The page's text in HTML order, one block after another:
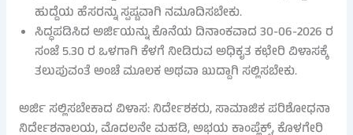
ಹುದ್ದೆಯ ಹೆಸರನ್ನು ಸ್ಪಷ್ಟವಾಗಿ ನಮೂದಿಸಬೇಕು.
ಸಿದ್ಧಪಡಿಸಿದ ಅರ್ಜಿಯನ್ನು ಕೊನೆಯ ದಿನಾಂಕವಾದ 30-06-2026 ರ
ಸಂಜೆ 5.30 ರ ಒಳಗಾಗಿ ಕೆಳಗೆ ನೀಡಿರುವ ಅಧಿಕೃತ ಕಛೇರಿ ವಿಳಾಸಕ್ಕೆ
ತಲುಪುವಂತೆ ಅಂಚೆ ಮೂಲಕ ಅಥವಾ ಖುದ್ದಾಗಿ ಸಲ್ಲಿಸಬೇಕು.
ಅರ್ಜಿ ಸಲ್ಲಿಸಬೇಕಾದ ವಿಳಾಸ: ನಿರ್ದೇಶಕರು, ಸಾಮಾಜಿಕ ಪರಿಶೋಧನಾ
ನಿರ್ದೇಶನಾಲಯ, ಮೊದಲನೇ ಮಹಡಿ, ಅಭಯ ಕಾಂಪ್ಲೆಕ್ಸ್, ಕೊಳಗೇರಿ